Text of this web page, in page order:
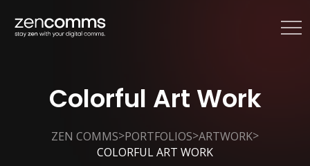
Colorful Art Work
ZEN COMMS>PORTFOLIOS>ARTWORK>
COLORFUL ART WORK